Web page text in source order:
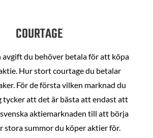
COURTAGE
avgift du behöver betala för att köpa
Hur stort courtage du betalar
För de första vilken marknad du
tycker att det är bästa att endast att
aktiemarknaden till att börja
stora summor du köper aktier för.